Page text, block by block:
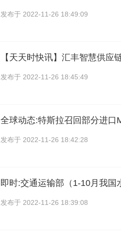
发布于 2022-11-26 18:49:09
【天天时快讯】汇丰智慧供应
发布于 2022-11-26 18:45:49
全球动态:特斯拉召回部分进口
发布于 2022-11-26 18:42:28
即时:交通运输部（1-10月我国
发布于 2022-11-26 18:39:08